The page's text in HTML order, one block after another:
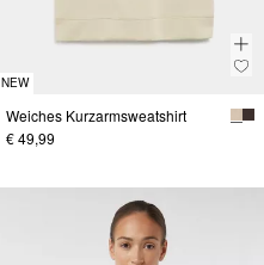
NEW
Weiches Kurzarmsweatshirt
€ 49,99